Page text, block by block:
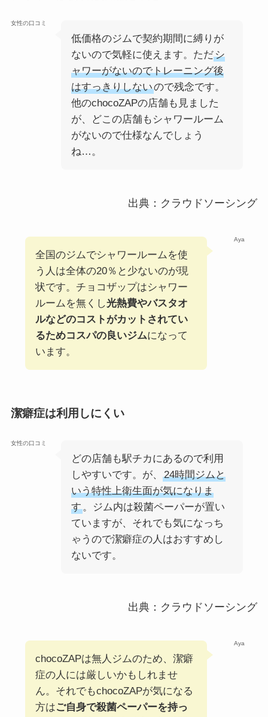
女性の口コミ
低価格のジムで契約期間に縛りが
ないので気軽に使えます。ただシ
ャワーがないのでトレーニング後
はすっきりしないので残念です。
他のchocoZAPの店舗も見ました
が、どこの店舗もシャワールーム
がないので仕様なんでしょう
ね…。
出典：クラウドソーシング
Aya
全国のジムでシャワールームを使
う人は全体の20％と少ないのが現
状です。チョコザップはシャワー
ルームを無くし光熱費やバスタオ
ルなどのコストがカットされてい
るためコスパの良いジムになって
います。
潔癖症は利用しにくい
女性の口コミ
どの店舗も駅チカにあるので利用
しやすいです。が、
24時間ジムと
いう特性上衛生面が気になりま
す。ジム内は殺菌ペーパーが置い
ていますが、それでも気になっち
ゃうので潔癖症の人はおすすめし
ないです。
出典：クラウドソーシング
Aya
chocoZAPは無人ジムのため、潔癖
症の人には厳しいかもしれませ
ん。それでもchocoZAPが気になる
方はご自身で殺菌ペーパーを持っ